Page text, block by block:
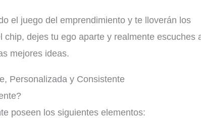
el juego del emprendimiento y te lloverán los
dejes tu ego aparte y realmente escuches
mejores ideas.
Personalizada y Consistente
poseen los siguientes elementos: